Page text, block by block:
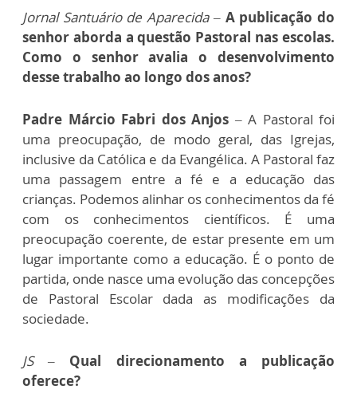
Jornal Santuário de Aparecida –A publicação do
senhor aborda a questão Pastoral nas escolas.
Como o senhor avalia o desenvolvimento
desse trabalho ao longo dos anos?
Padre Márcio Fabri dos Anjos – A Pastoral foi
uma preocupação, de modo geral, das Igrejas,
inclusive da Católica e da Evangélica. A Pastoral faz
uma passagem entre a fé e a educação das
crianças. Podemos alinhar os conhecimentos da fé
com os conhecimentos científicos. É uma
preocupação coerente, de estar presente em um
lugar importante como a educação. É o ponto de
partida, onde nasce uma evolução das concepções
de Pastoral Escolar dada as modificações da
sociedade.
JS –
Qual direcionamento a publicação
oferece?